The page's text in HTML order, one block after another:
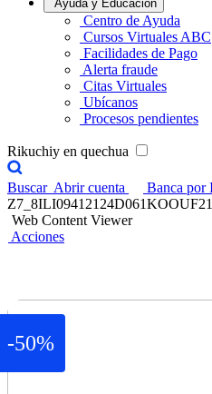
Ayuda y Educación
Centro de Ayuda
Cursos Virtuales ABC
Facilidades de Pago
Alerta fraude
Citas Virtuales
Ubícanos
Procesos pendientes
Rikuchiy en quechua
Buscar Abrir cuenta
Banca por
Web Content Viewer
Acciones
-50%